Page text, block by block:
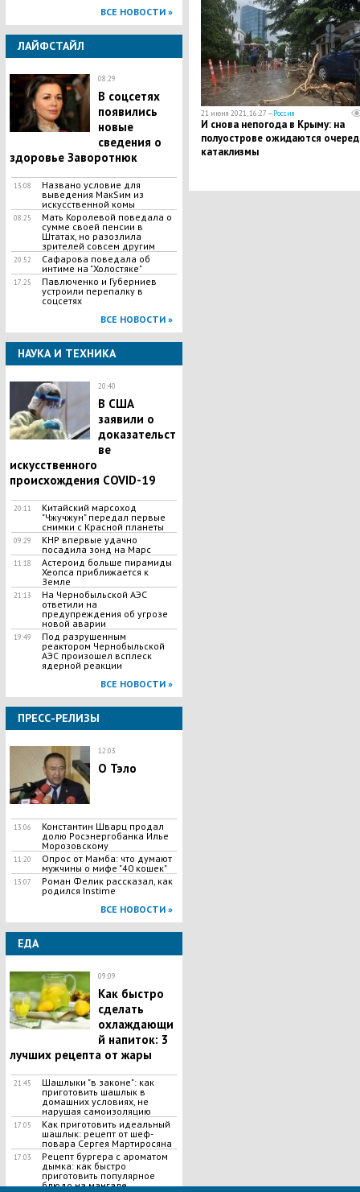
ВСЕ НОВОСТИ »
ЛАЙФСТАЙЛ
08:29
В соцсетях
появились
новые
сведения о
здоровье Заворотнюк
13:08
Названо условие для
выведения МакSим из
искусственной комы
08:25
Мать Королевой поведала о
сумме своей пенсии в
Штатах, но разозлила
зрителей совсем другим
20:52
Сафарова поведала об
интиме на "Холостяке"
17:25
Павлюченко и Губерниев
устроили перепалку в
соцсетях
ВСЕ НОВОСТИ »
НАУКА И ТЕХНИКА
20:40
В США
заявили о
доказательст
ве
искусственного
происхождения COVID-19
20:11
Китайский марсоход
"Чжучжун" передал первые
снимки с Красной планеты
09:29
КНР впервые удачно
посадила зонд на Марс
11:18
Астероид больше пирамиды
Хеопса приближается к
Земле
21:13
На Чернобыльской АЭС
ответили на
предупреждения об угрозе
новой аварии
19:49
Под разрушенным
реактором Чернобыльской
АЭС произошел всплеск
ядерной реакции
ВСЕ НОВОСТИ »
ПРЕСС-РЕЛИЗЫ
12:03
О Тэло
13:06
Константин Шварц продал
долю Росэнергобанка Илье
Морозовскому
11:20
Опрос от Мамба: что думают
мужчины о мифе "40 кошек"
13:07
Роман Фелик рассказал, как
родился Instime
ВСЕ НОВОСТИ »
ЕДА
09:09
Как быстро
сделать
охлаждающи
й напиток: 3
лучших рецепта от жары
21:45
Шашлыки "в законе": как
приготовить шашлык в
домашних условиях, не
нарушая самоизоляцию
17:05
Как приготовить идеальный
шашлык​: рецепт от шеф-
повара Сергея Мартиросяна
17:03
Рецепт бургера с ароматом
дымка: как быстро
приготовить популярное
блюдо на мангале
21 июня 2021, 16:27 —Россия
И снова непогода в Крыму: на
полуострове ожидаются
катаклизмы